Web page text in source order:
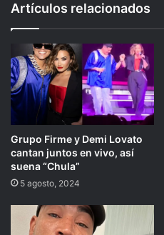
Artículos relacionados
Grupo Firme y Demi Lovato
cantan juntos en vivo, así
suena “Chula”
5 agosto, 2024